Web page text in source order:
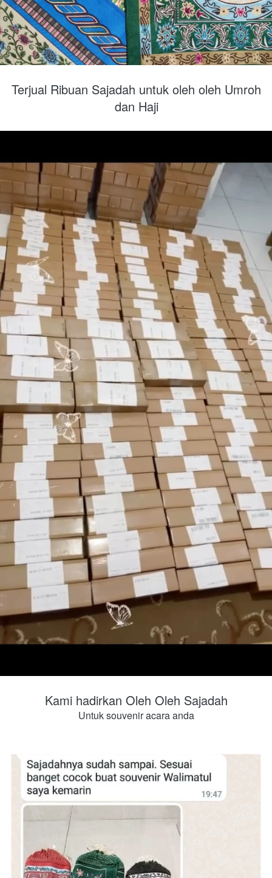
Terjual Ribuan Sajadah untuk oleh oleh Umroh
dan Haji
Kami hadirkan Oleh Oleh Sajadah
Untuk souvenir acara anda